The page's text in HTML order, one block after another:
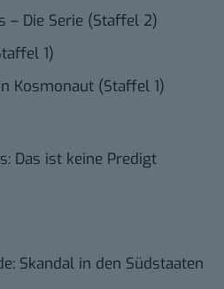
– Die Serie (Staffel 2)
1)
Kosmonaut (Staffel 1)
Das ist keine Predigt
Skandal in den Südstaaten